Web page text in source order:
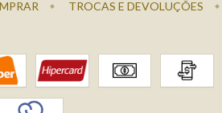
TROCAS E DEVOLUÇÕES